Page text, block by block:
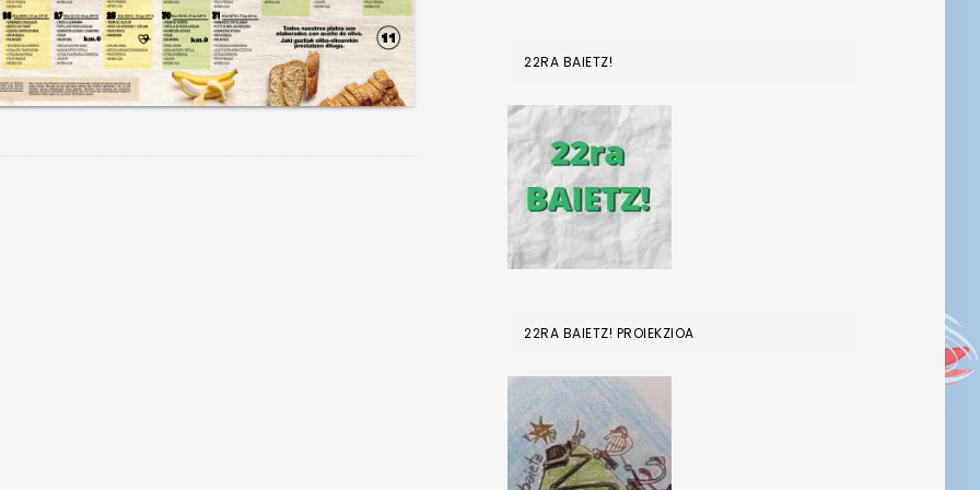
22RA BAIETZ!
22RA BAIETZ! PROIEKZIOA